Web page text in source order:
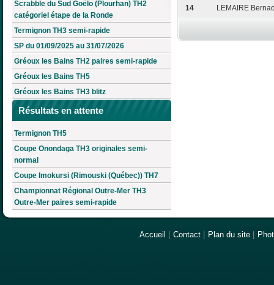
Scrabble du Sud Goëlo (Plourhan) TH2
catégoriel étape de la Ronde
Termignon TH3 semi-rapide
SP du 01/09/2025 au 31/07/2026
Gréoux les Bains TH2 paires semi-rapide
Gréoux les Bains TH5
Gréoux les Bains TH3 blitz
Résultats en attente
Termignon TH5
Coupe Onondaga TH3 originales semi-
normal
Coupe Imokursi (Rimouski (Québec)) TH7
Championnat Régional Outre-Mer TH3
Outre-Mer paires semi-rapide
14 LEMAIRE
Accueil Contact Plan du site